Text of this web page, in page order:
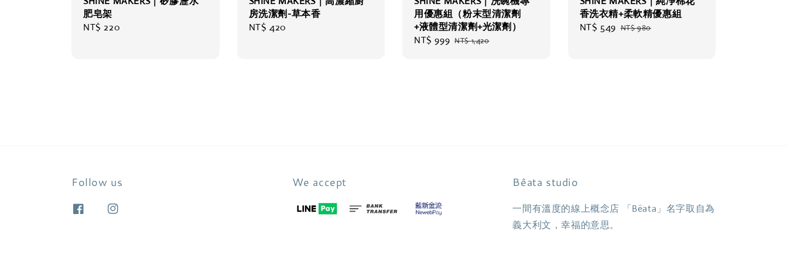
肥皂架
Regular
NT$ 220
房洗潔劑-草本香
Regular
NT$ 420
用優惠組（粉末型清潔劑
+液體型清潔劑+光潔劑）
Sale
NT$ 999 Regular
NT$ 1,420
香洗衣精+柔軟精優惠組
Sale
NT$ 549 Regular
NT$ 980
Follow us We accept Bêata studio
一間有溫度的線上概念店 「Bêata」名字取自為
義大利文，幸福的意思。